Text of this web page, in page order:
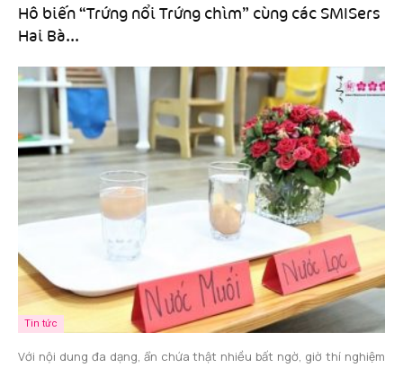
Hô biến “Trứng nổi Trứng chìm” cùng các SMISers
Hai Bà...
Tin tức
Với nội dung đa dạng, ẩn chứa thật nhiều bất ngờ, giờ thí nghiệm